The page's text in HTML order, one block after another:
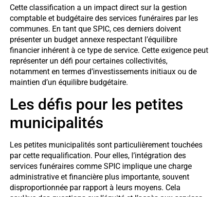
Cette classification a un impact direct sur la gestion
comptable et budgétaire des services funéraires par les
communes. En tant que SPIC, ces derniers doivent
présenter un budget annexe respectant l’équilibre
financier inhérent à ce type de service. Cette exigence peut
représenter un défi pour certaines collectivités,
notamment en termes d’investissements initiaux ou de
maintien d’un équilibre budgétaire.
Les défis pour les petites
municipalités
Les petites municipalités sont particulièrement touchées
par cette requalification. Pour elles, l’intégration des
services funéraires comme SPIC implique une charge
administrative et financière plus importante, souvent
disproportionnée par rapport à leurs moyens. Cela